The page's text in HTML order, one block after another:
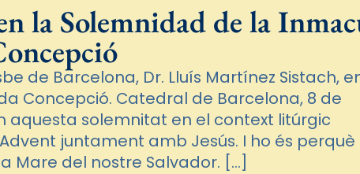
la Solemnidad de la
de Barcelona, Dr. Lluís Martínez Sistach,
Concepció. Catedral de Barcelona, 8 de
aquesta solemnitat en el context litúrgic
juntament amb Jesús. I ho és perquè
Mare del nostre Salvador. […]